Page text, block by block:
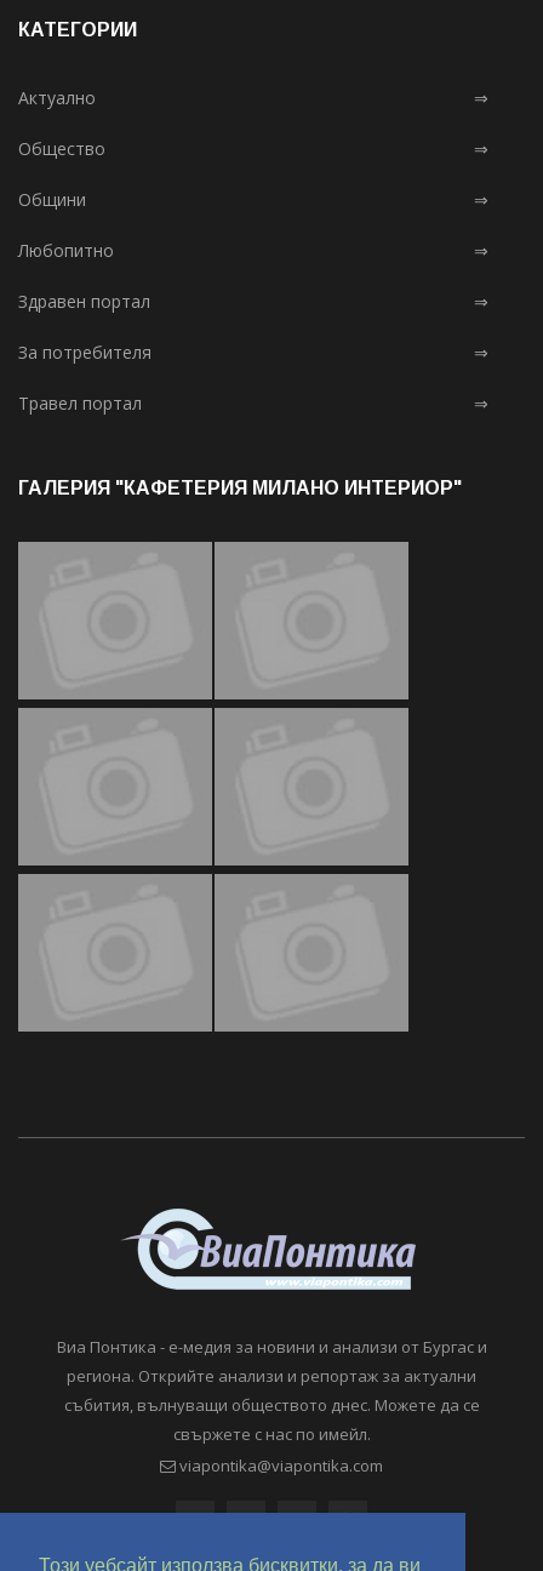
Този уебсайт използва бисквитки, за да ви
КАТЕГОРИИ
Актуално ⇒
Общество ⇒
Общини ⇒
Любопитно ⇒
Здравен портал ⇒
За потребителя ⇒
Травел портал ⇒
ГАЛЕРИЯ "КАФЕТЕРИЯ МИЛАНО ИНТЕРИОР"
Виа Понтика - е-медия за новини и анализи от Бургас и
региона. Открийте анализи и репортаж за актуални
събития, вълнуващи обществото днес. Можете да се
свържете с нас по имейл.
viapontika@viapontika.com